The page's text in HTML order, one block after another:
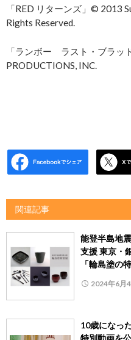
「RED リターンズ」© 2013
Rights Reserved.
「ランボー ラスト・ブラッ
PRODUCTIONS, INC.
関連記事
能登半島地
支援 東京・
「輪島塗の
2024年6月
10歳になっ